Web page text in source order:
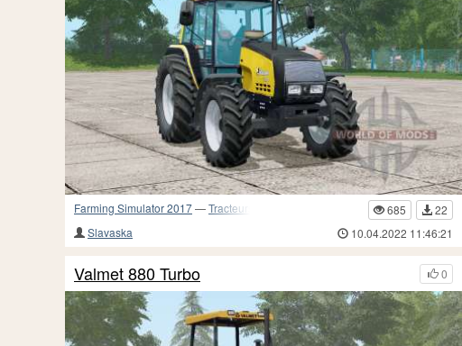
Farming Simulator 2017—Tracteurs 685
22
Slavaska
10.04.2022 11:46:21
0
Valmet 880 Turbo